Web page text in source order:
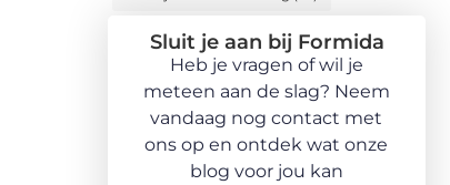
Sluit je aan bij Formida
Heb je vragen of wil je
meteen aan de slag? Neem
vandaag nog contact met
ons op en ontdek wat onze
blog voor jou kan